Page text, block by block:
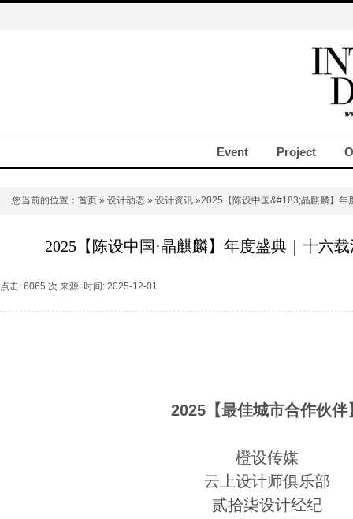
Event Project
您当前的位置： 首页 » 设计动态 » 设计资讯 »2025【陈设中国&#183;晶麒麟】年
2025【陈设中国·晶麒麟】年度盛典｜十六
点击: 6065 次 来源: 时间: 2025-12-01
2025【最佳城市合作伙伴
橙设传媒
云上设计师俱乐部
贰拾柒设计经纪